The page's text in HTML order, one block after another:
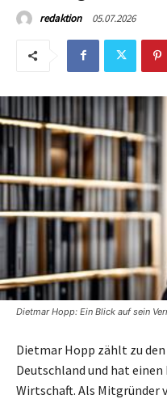
redaktion 05.07.2026
Dietmar Hopp: Ein Blick auf sein
Dietmar Hopp zählt zu
Deutschland und hat
Wirtschaft. Als Mitgründer